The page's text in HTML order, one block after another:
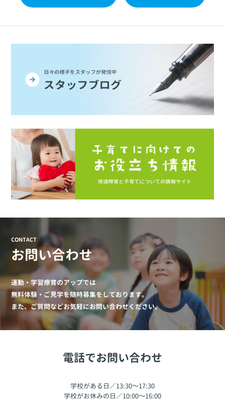
CONTACT
お問い合わせ
運動・学習療育のアップでは
無料体験・ご見学を随時募集をしております。
また、ご質問などお気軽にお問い合わせください。
電話でお問い合わせ
学校がある日／13:30～17:30
学校がお休みの日／10:00～16:00